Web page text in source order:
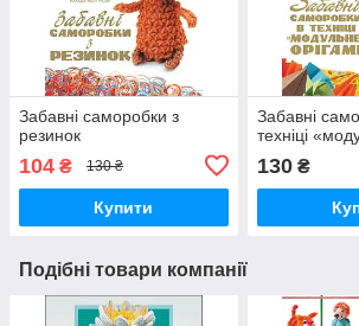
Забавні саморобки з
резинок
104 ₴ 130 ₴
Купити
Забавні
техніці
130₴
Подібні товари компанії